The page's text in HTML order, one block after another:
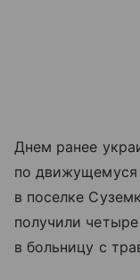
Днем ранее
по
в поселке
получили
в больницу с